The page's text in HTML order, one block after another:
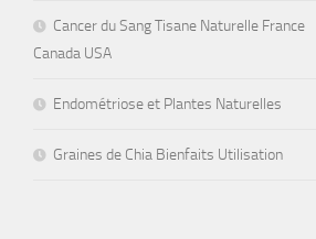
Cancer du Sang Tisane Naturelle France
Canada USA
Endométriose et Plantes Naturelles
Graines de Chia Bienfaits Utilisation